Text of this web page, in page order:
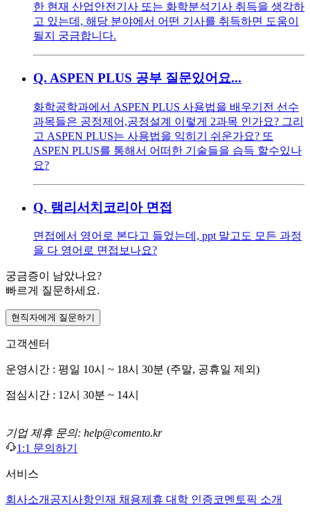
한 현재 산업안전기사 또는 화학분석기사 취득을 생각하
고 있는데, 해당 분야에서 어떤 기사를 취득하면 도움이
될지 궁금합니다.
Q. ASPEN PLUS 공부 질문있어요...
화학공학과에서 ASPEN PLUS 사용법을 배우기전 선수
과목들은 공정제어,공정설계 이렇게 2과목 인가요? 그리
고 ASPEN PLUS는 사용법을 익히기 쉬운가요? 또
ASPEN PLUS를 통해서 어떠한 기술들을 습득 할수있나
요?
Q. 램리서치코리아 면접
면접에서 영어로 본다고 들었는데, ppt 말고도 모든 과정
을 다 영어로 면접보나요?
궁금증이 남았나요?
빠르게 질문하세요.
현직자에게 질문하기
고객센터
운영시간 : 평일 10시 ~ 18시 30분 (주말, 공휴일 제외)
점심시간 : 12시 30분 ~ 14시
기업 제휴 문의: help@comento.kr
1:1 문의하기
서비스
회사소개 공지사항인재 채용제휴 대학 인증코멘토픽 소개